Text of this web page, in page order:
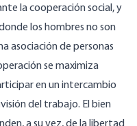
la cooperación social, y
los hombres no son
asociación de personas
se maximiza
en un intercambio
del trabajo. El bien